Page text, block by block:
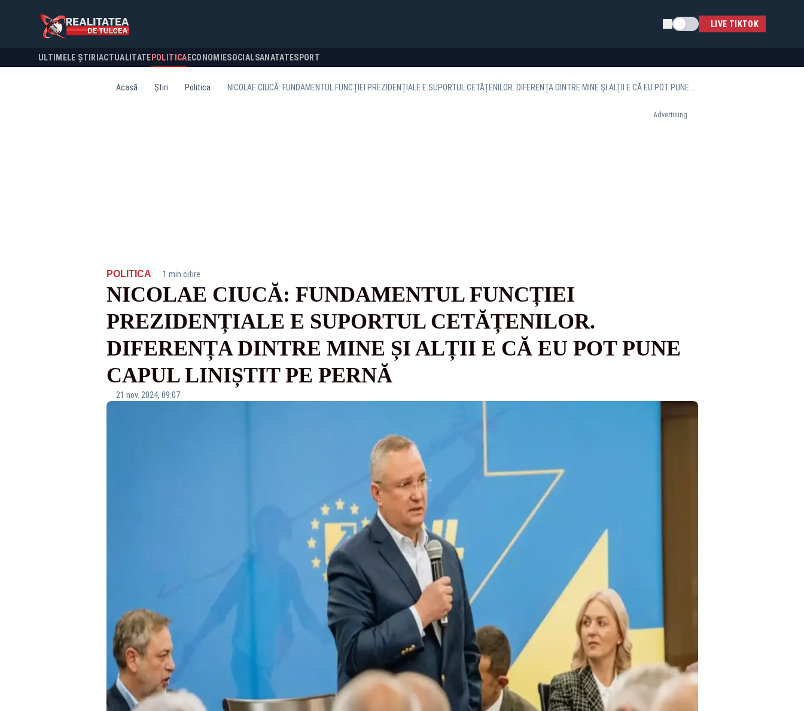
Schimba temaLIVE TIKTOK
ULTIMELE ȘTIRI ACTUALITATE POLITICA ECONOMIESOCIALSANATATESPORT
Acasă Știri Politica
Advertising
POLITICA· 1 min citire
NICOLAE CIUCĂ: FUNDAMENTUL FUNCȚIEI
PREZIDENȚIALE E SUPORTUL CETĂȚENILOR.
DIFERENȚA DINTRE MINE ȘI ALȚII E CĂ EU POT PUNE
CAPUL LINIȘTIT PE PERNĂ
21 nov. 2024, 09:07